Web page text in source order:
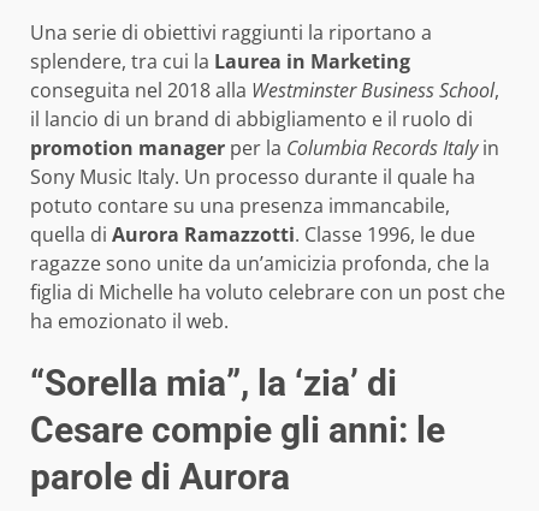
Una serie di obiettivi raggiunti la riportano a
splendere, tra cui la Laurea in Marketing
conseguita nel 2018 alla Westminster Business School,
il lancio di un brand di abbigliamento e il ruolo di
promotion manager per la Columbia Records Italyin
Sony Music Italy. Un processo durante il quale ha
potuto contare su una presenza immancabile,
quella di Aurora Ramazzotti. Classe 1996, le due
ragazze sono unite da un’amicizia profonda, che la
figlia di Michelle ha voluto celebrare con un post che
ha emozionato il web.
“Sorella mia”, la ‘zia’ di
Cesare compie gli anni: le
parole di Aurora